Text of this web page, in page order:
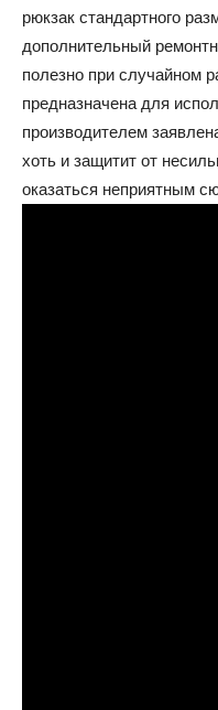
рюкзак стандартного
дополнительный
полезно при случайном
предназначена для
производителем
хоть и защитит от
оказаться неприятным